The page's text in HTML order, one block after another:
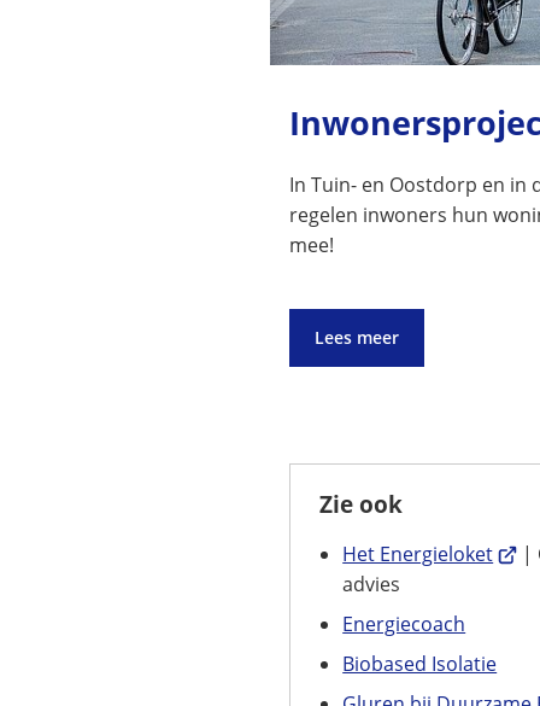
In Tuin- en Oostdorp en in
regelen inwoners hun
mee!
Lees meer
Zie ook
Het Energieloket
|
advies
Energiecoach
Biobased Isolatie